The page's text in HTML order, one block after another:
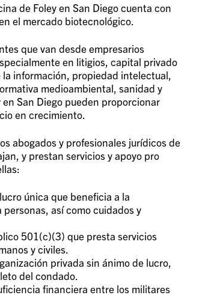
de Foley en San Diego cuenta con
el mercado biotecnológico.
que van desde empresarios
en litigios, capital privado
información, propiedad intelectual,
medioambiental, sanidad y
San Diego pueden proporcionar
en crecimiento.
abogados y profesionales jurídicos de
y prestan servicios y apoyo pro
única que beneficia a la
así como cuidados y
501(c)(3) que presta servicios
y civiles.
privada sin ánimo de lucro,
del condado.
financiera entre los militares